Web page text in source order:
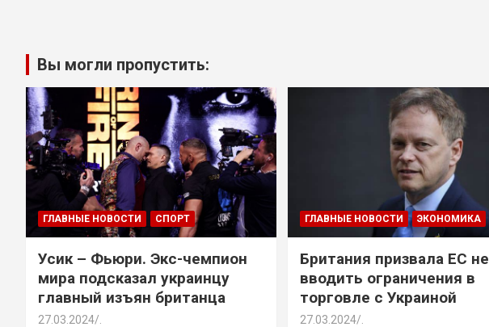
Вы могли пропустить:
ГЛАВНЫЕ НОВОСТИ СПОРТ
Усик – Фьюри. Экс-чемпион
мира подсказал украинцу
главный изъян британца
27.03.2024
ГЛАВНЫЕ НОВОСТИ ЭКОНОМИКА
Британия призвала ЕС не
вводить ограничения в
торговле с Украиной
27.03.2024